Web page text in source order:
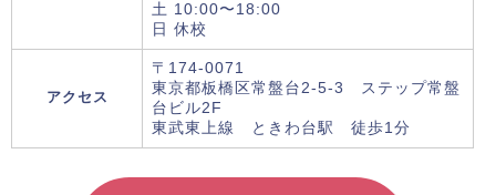
土 10:00〜18:00
日 休校
アクセス
〒174-0071
東京都板橋区常盤台2-5-3 ステップ常盤
台ビル2F
東武東上線 ときわ台駅 徒歩1分